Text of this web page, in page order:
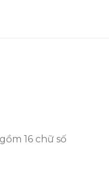
16 chữ số